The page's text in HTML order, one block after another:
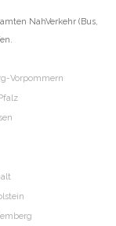
NahVerkehr (Bus,
Vorpommern